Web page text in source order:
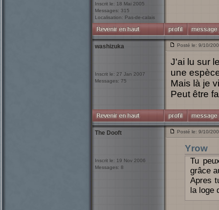
Inscrit le: 18 Mai 2005
Messages: 315
Localisation: Pas-de-calais
washizuka
Inscrit le: 27 Jan 2007
Messages: 75
Posté le: 9/10/
J'ai lu sur
une
Mais là je
Peut être
The Dooft
Inscrit le: 19 Nov 2006
Messages: 8
Posté le: 9/10/
Yrow
Tu
grâce
Apres
la loge